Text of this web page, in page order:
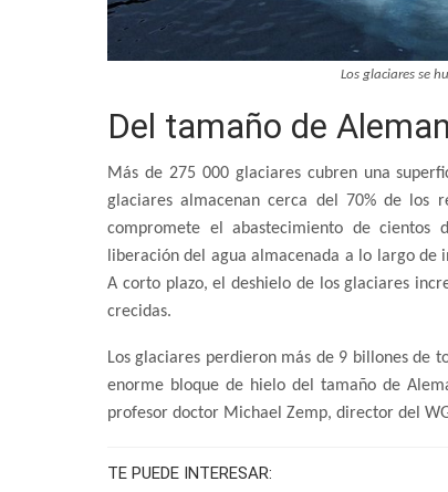
Los glaciares se
Del tamaño de
Más de 275 000 glaciares cubren una
glaciares almacenan cerca del 70% de los
compromete el abastecimiento de cientos
liberación del agua almacenada a lo largo de
A corto plazo, el deshielo de los glaciares
crecidas.
Los glaciares perdieron más de 9 billones de
enorme bloque de hielo del tamaño de
profesor doctor Michael Zemp, director del
TE PUEDE INTERESAR: